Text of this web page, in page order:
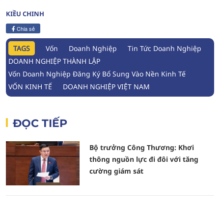
KIỀU CHINH
Chia sẻ
TAGS Vốn Doanh Nghiệp
Tin Tức Doanh Nghiệp
DOANH NGHIỆP THÀNH LẬP
Vốn Doanh Nghiệp Đăng Ký Bổ Sung Vào Nền Kinh Tế
VỐN KINH TẾ
DOANH NGHIỆP VIỆT NAM
ĐỌC TIẾP
Bộ trưởng Công Thương: Khơi
thông nguồn lực đi đôi với tăng
cường giám sát